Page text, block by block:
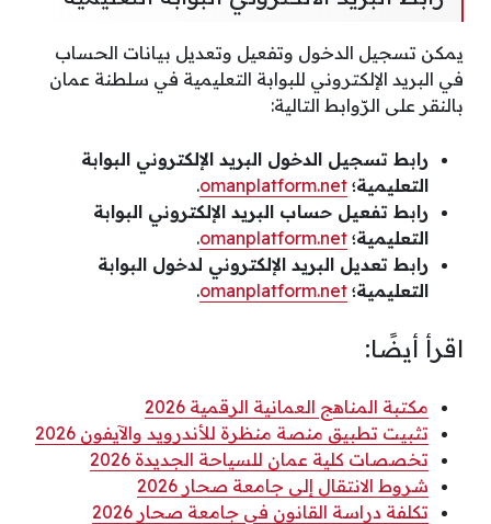
يمكن تسجيل الدخول وتفعيل وتعديل بيانات الحساب
في البريد الإلكتروني للبوابة التعليمية في سلطنة عمان
بالنقر على الرّوابط التالية:
رابط تسجيل الدخول البريد الإلكتروني البوابة
التعليمية؛ omanplatform.net
.
رابط تفعيل حساب البريد الإلكتروني البوابة
التعليمية؛ omanplatform.net
.
رابط تعديل البريد الإلكتروني لدخول البوابة
التعليمية؛ omanplatform.net
.
اقرأ أيضًا:
مكتبة المناهج العمانية الرقمية 2026
تثبيت تطبيق منصة منظرة للأندرويد والآيفون 2026
تخصصات كلية عمان للسياحة الجديدة 2026
شروط الانتقال إلى جامعة صحار 2026
تكلفة دراسة القانون في جامعة صحار 2026